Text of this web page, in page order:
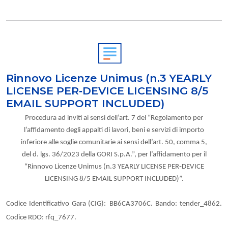
Rinnovo Licenze Unimus (n.3 YEARLY
LICENSE PER‐DEVICE LICENSING 8/5
EMAIL SUPPORT INCLUDED)
Procedura ad inviti ai sensi dell’art. 7 del “Regolamento per
l’affidamento degli appalti di lavori, beni e servizi di importo
inferiore alle soglie comunitarie ai sensi dell’art. 50, comma 5,
del d. lgs. 36/2023 della GORI S.p.A.”, per l’affidamento per il
“Rinnovo Licenze Unimus (n.3 YEARLY LICENSE PER‐DEVICE
LICENSING 8/5 EMAIL SUPPORT INCLUDED)”.
Codice Identificativo Gara (CIG): BB6CA3706C. Bando: tender_4862.
Codice RDO: rfq_7677.